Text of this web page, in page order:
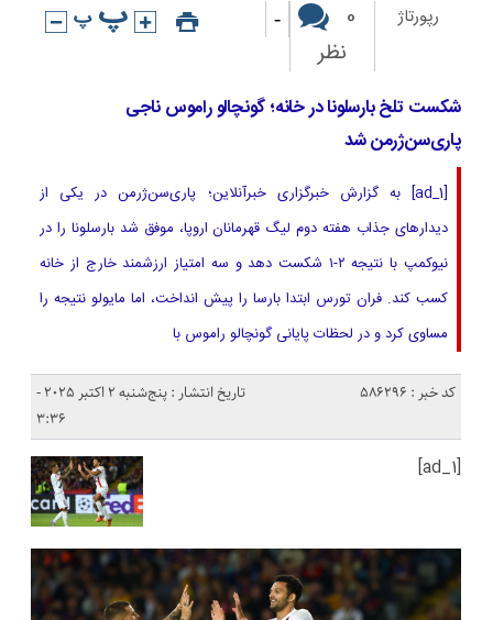
رپورتاژ
0
نظر
-
شکست تلخ بارسلونا در خانه؛ گونچالو راموس ناجی
پاری‌سن‌ژرمن شد
[ad_1] به گزارش خبرگزاری خبرآنلاین؛ پاری‌سن‌ژرمن در یکی از
دیدارهای جذاب هفته دوم لیگ قهرمانان اروپا، موفق شد بارسلونا را در
نیوکمپ با نتیجه ۲-۱ شکست دهد و سه امتیاز ارزشمند خارج از خانه
کسب کند. فران تورس ابتدا بارسا را پیش انداخت، اما مایولو نتیجه را
مساوی کرد و در لحظات پایانی گونچالو راموس با
کد خبر : 586296
تاریخ انتشار : پنج‌شنبه 2 اکتبر 2025 -
3:36
[ad_1]